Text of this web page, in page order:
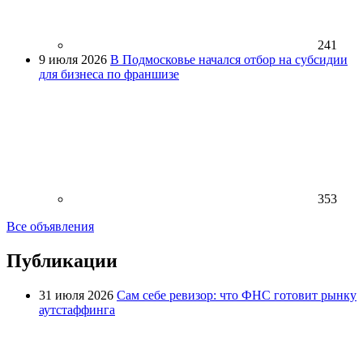
241
9 июля 2026 В Подмосковье начался отбор на субсидии
для бизнеса по франшизе
353
Все объявления
Публикации
31 июля 2026 Сам себе ревизор: что ФНС готовит рынку
аутстаффинга